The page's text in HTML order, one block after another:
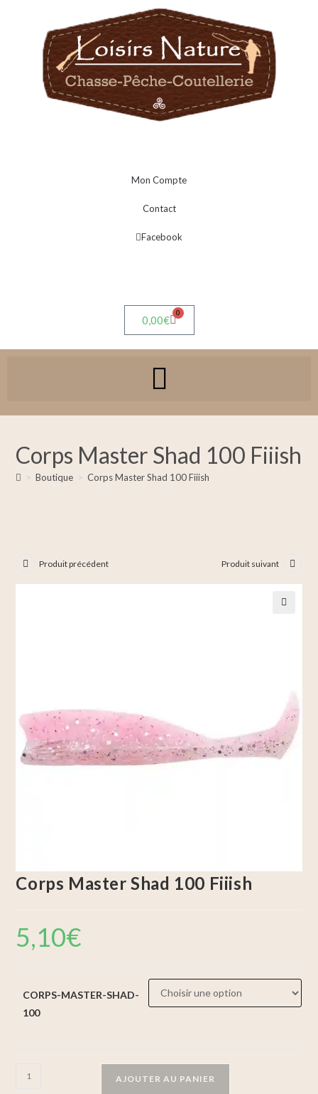
Mon Compte
Contact
Facebook
0,00€
0
Corps Master Shad 100 Fiiish
> Boutique > Corps Master Shad 100 Fiiish
Produit précédent Produit suivant
Corps Master Shad 100 Fiiish
5,10€
CORPS-MASTER-SHAD-
100
AJOUTER AU PANIER